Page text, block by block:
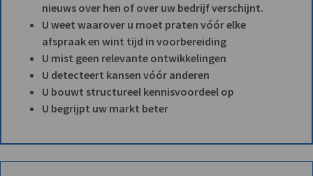
nieuws over hen of over uw bedrijf verschijnt.
U weet waarover u moet praten vóór elke
afspraak en wint tijd in voorbereiding
U mist geen relevante ontwikkelingen
U detecteert kansen vóór anderen
U bouwt structureel kennisvoordeel op
U begrijpt uw markt beter